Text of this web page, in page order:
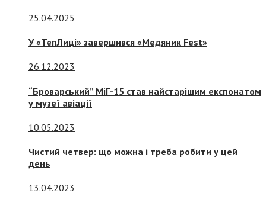
25.04.2025
У «ТепЛиці» завершився «Медяник Fest»
26.12.2023
“Броварський” МіГ-15 став найстарішим експонатом
у музеї авіації
10.05.2023
Чистий четвер: що можна і треба робити у цей
день
13.04.2023